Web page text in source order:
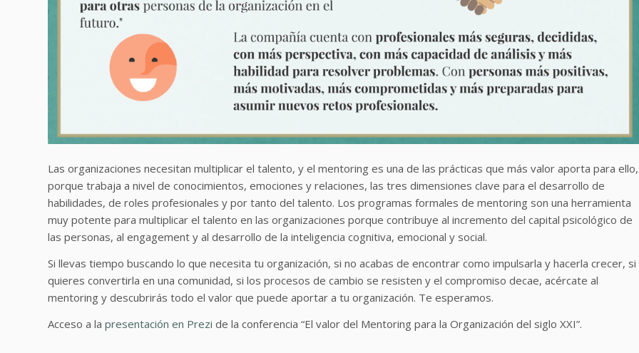
Las organizaciones necesitan multiplicar el talento, y el mentoring es una de las prácticas que más valor aporta para ello,
porque trabaja a nivel de conocimientos, emociones y relaciones, las tres dimensiones clave para el desarrollo de
habilidades, de roles profesionales y por tanto del talento. Los programas formales de mentoring son una herramienta
muy potente para multiplicar el talento en las organizaciones porque contribuye al incremento del capital psicológico de
las personas, al engagement y al desarrollo de la inteligencia cognitiva, emocional y social.
Si llevas tiempo buscando lo que necesita tu organización, si no acabas de encontrar como impulsarla y hacerla crecer, si
quieres convertirla en una comunidad, si los procesos de cambio se resisten y el compromiso decae, acércate al
mentoring y descubrirás todo el valor que puede aportar a tu organización. Te esperamos.
Acceso a la presentación en Prezi de la conferencia “El valor del Mentoring para la Organización del siglo XXI”.